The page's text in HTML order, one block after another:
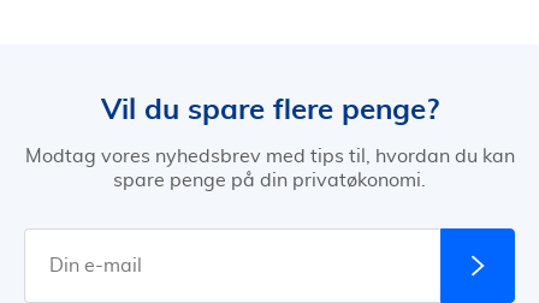
Vil du spare flere penge?
Modtag vores nyhedsbrev med tips til, hvordan du kan
spare penge på din privatøkonomi.